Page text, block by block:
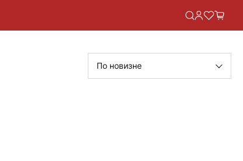
По новизне